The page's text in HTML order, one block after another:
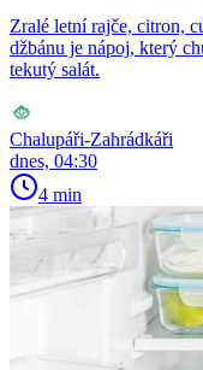
Zralé letní rajče, citron,
džbánu je nápoj, který
tekutý salát.
Chalupáři-Zahrádkáři
dnes, 04:30
4 min